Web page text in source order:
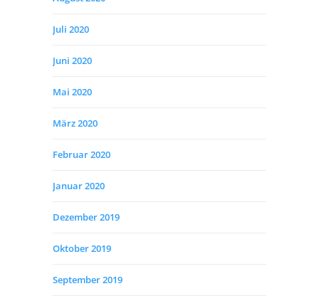
Juli 2020
Juni 2020
Mai 2020
März 2020
Februar 2020
Januar 2020
Dezember 2019
Oktober 2019
September 2019